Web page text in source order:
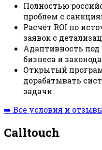
Полностью
проблем с
Расчёт ROI по
заявок с
Адаптивность
бизнеса и
Открытый
дорабатывать
задачи
➡️ Все условия и отзывы
Calltouch